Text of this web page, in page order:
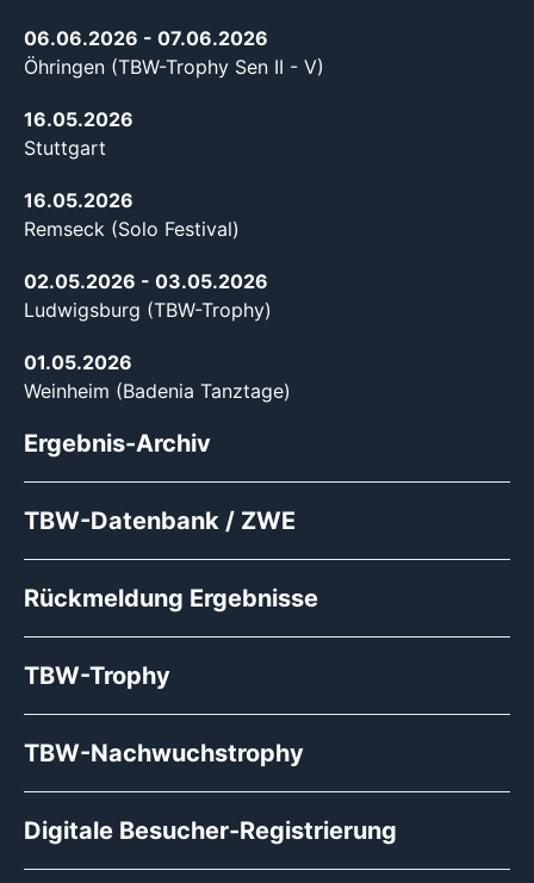
06.06.2026 - 07.06.2026
Öhringen (TBW-Trophy Sen II - V)
16.05.2026
Stuttgart
16.05.2026
Remseck (Solo Festival)
02.05.2026 - 03.05.2026
Ludwigsburg (TBW-Trophy)
01.05.2026
Weinheim (Badenia Tanztage)
Ergebnis-Archiv
TBW-Datenbank / ZWE
Rückmeldung Ergebnisse
TBW-Trophy
TBW-Nachwuchstrophy
Digitale Besucher-Registrierung